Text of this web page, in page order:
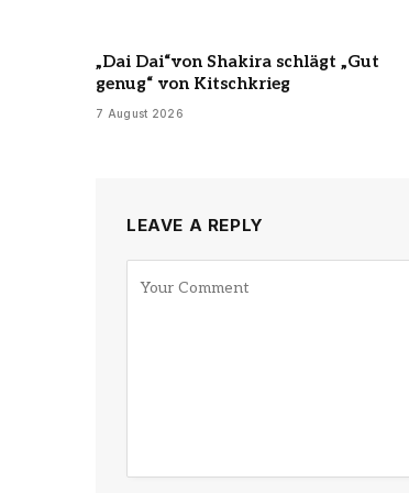
„Dai Dai“von Shakira schlägt „Gut
genug“ von Kitschkrieg
7 August 2026
LEAVE A REPLY